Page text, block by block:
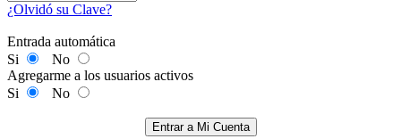
¿Olvidó su Clave?
Entrada automática
Si
No
Agregarme a los usuarios activos
Si
No
Entrar a Mi Cuenta